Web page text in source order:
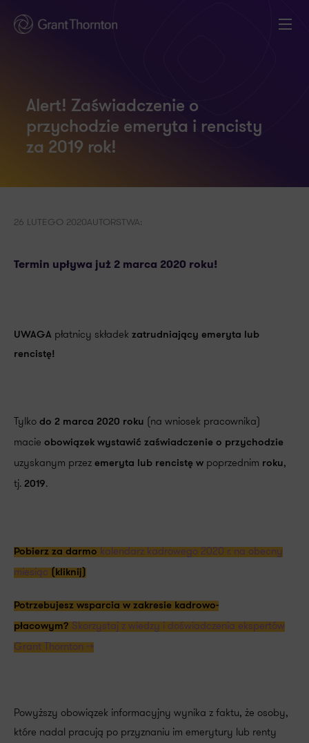
Alert! Zaświadczenie o
przychodzie emeryta i rencisty
za 2019 rok!
26 LUTEGO 2020AUTORSTWA:
Termin upływa już 2 marca 2020 roku!
UWAGA płatnicy składek zatrudniający emeryta lub
rencistę!
Tylko do 2 marca 2020 roku (na wniosek pracownika)
macie obowiązek wystawić zaświadczenie o przychodzie
uzyskanym przez emeryta lub rencistę w poprzednim roku,
tj. 2019.
Pobierz za darmo kalendarz kadrowego 2020 r. na obecny
miesiąc (kliknij)
Potrzebujesz wsparcia w zakresie kadrowo-
płacowym? Skorzystaj z wiedzy i doświadczenia ekspertów
Grant Thornton >>
Powyższy obowiązek informacyjny wynika z faktu, że osoby,
które nadal pracują po przyznaniu im emerytury lub renty